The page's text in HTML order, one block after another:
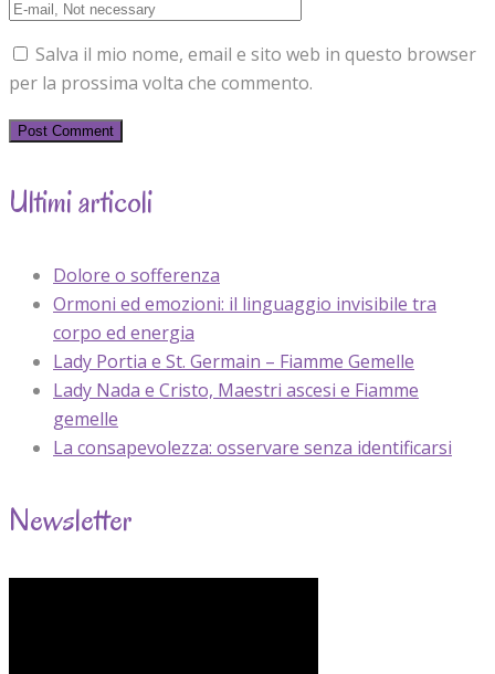
Salva il mio nome, email e sito web in questo browser
per la prossima volta che commento.
Ultimi articoli
Dolore o sofferenza
Ormoni ed emozioni: il linguaggio invisibile tra
corpo ed energia
Lady Portia e St. Germain – Fiamme Gemelle
Lady Nada e Cristo, Maestri ascesi e Fiamme
gemelle
La consapevolezza: osservare senza identificarsi
Newsletter